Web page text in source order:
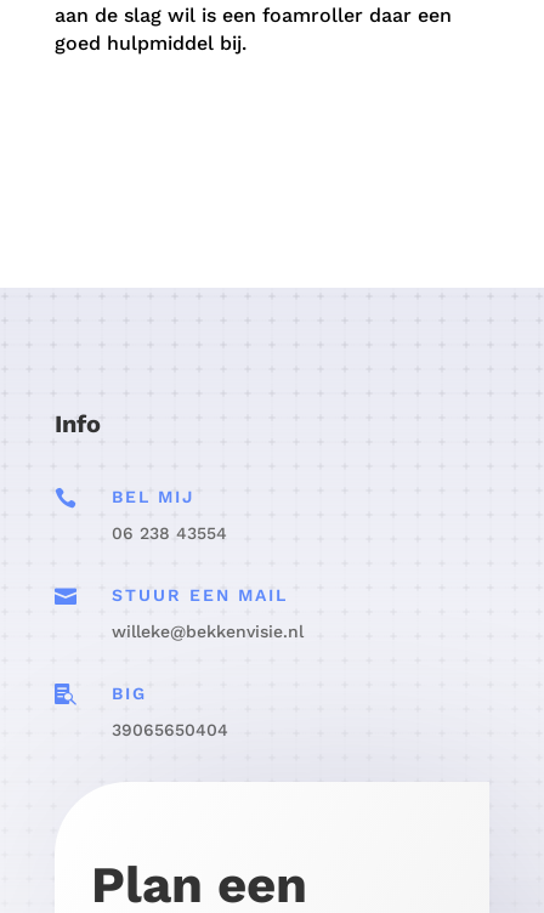
aan de slag wil is een foamroller daar een
goed hulpmiddel bij.
Info

BEL MIJ
06 238 43554

STUUR EEN MAIL
willeke@bekkenvisie.nl

BIG
39065650404
Plan een